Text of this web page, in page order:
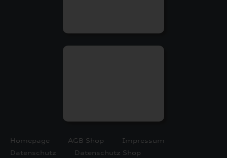
Homepage AGB Shop
Impressum
Datenschutz
Datenschutz Shop